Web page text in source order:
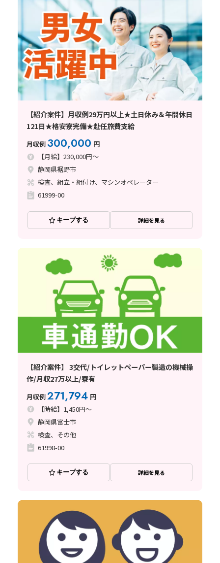
【紹介案件】月収例29万円以上★土日休み＆年間休日
121日★格安寮完備★赴任旅費支給
月収例 300,000 円
【月給】230,000円～
静岡県裾野市
検査、組立・組付け、マシンオペレーター
61999-00
キープする 詳細を見る
【紹介案件】 3交代/トイレットペーパー製造の機械操
作/月収27万以上/寮有
月収例271,794 円
【時給】1,450円～
静岡県富士市
検査、その他
61998-00
キープする 詳細を見る